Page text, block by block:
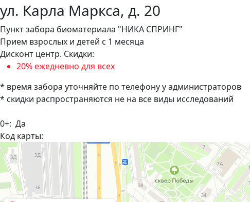
ул. Карла Маркса, д. 20
Пункт забора биоматериала "НИКА СПРИНГ"
Прием взрослых и детей с 1 месяца
Дисконт центр. Скидки:
20% ежедневно для всех
* время забора уточняйте по телефону у администраторов
* скидки распространяются не на все виды исследований
0+: Да
Код карты: